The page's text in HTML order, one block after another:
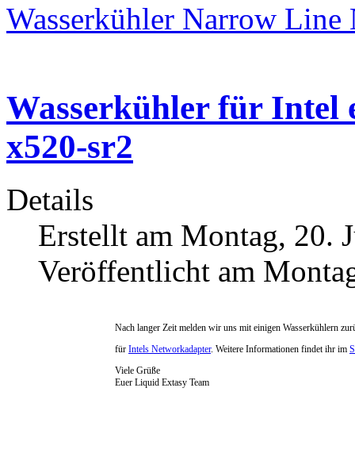
Wasserkühler Narrow
Wasserkühler für Intel
x520-sr2
Details
Erstellt am Montag, 20.
Veröffentlicht am
Nach langer Zeit melden wir uns mit einigen Wasserkühlern
für Intels Networkadapter. Weitere Informationen findet ihr im
Viele Grüße
Euer Liquid Extasy Team